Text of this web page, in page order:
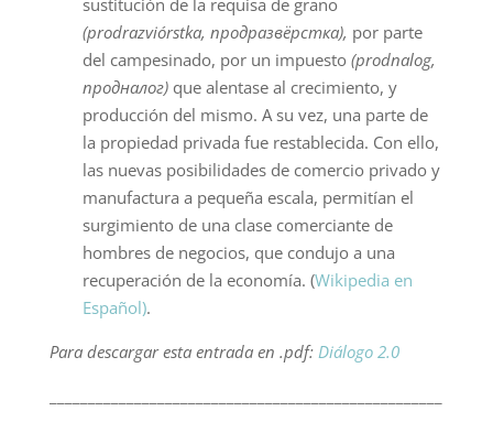
(prodrazviórstka, продразвёрстка), por parte
del campesinado, por un impuesto (prodnalog,
продналог)que alentase al crecimiento, y
producción del mismo. A su vez, una parte de
la propiedad privada fue restablecida. Con ello,
las nuevas posibilidades de comercio privado y
manufactura a pequeña escala, permitían el
surgimiento de una clase comerciante de
hombres de negocios, que condujo a una
recuperación de la economía. (Wikipedia en
Español).
Para descargar esta entrada en .pdf: Diálogo 2.0